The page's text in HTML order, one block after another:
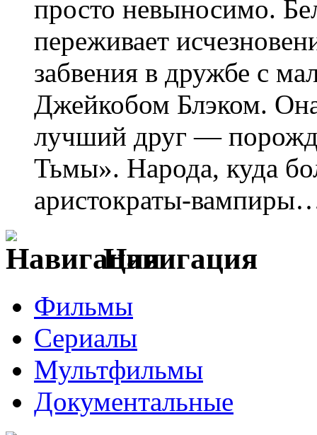
просто невыносимо.
переживает
забвения в дружбе с
Джейкобом Блэком. Она
лучший друг —
Тьмы». Народа, куда
аристократы-
Навигация
Фильмы
Сериалы
Мультфильмы
Документальные